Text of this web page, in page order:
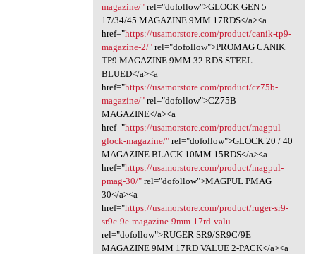
magazine/"rel="dofollow">GLOCK GEN 5
17/34/45 MAGAZINE 9MM 17RDS</a><a
href="https://usamorstore.com/product/canik-tp9-
magazine-2/"rel="dofollow">PROMAG CANIK
TP9 MAGAZINE 9MM 32 RDS STEEL
BLUED</a><a
href="https://usamorstore.com/product/cz75b-
magazine/"rel="dofollow">CZ75B
MAGAZINE</a><a
href="https://usamorstore.com/product/magpul-
glock-magazine/"rel="dofollow">GLOCK 20 / 40
MAGAZINE BLACK 10MM 15RDS</a><a
href="https://usamorstore.com/product/magpul-
pmag-30/"rel="dofollow">MAGPUL PMAG
30</a><a
href="https://usamorstore.com/product/ruger-sr9-
sr9c-9e-magazine-9mm-17rd-valu...
rel="dofollow">RUGER SR9/SR9C/9E
MAGAZINE 9MM 17RD VALUE 2-PACK</a><a